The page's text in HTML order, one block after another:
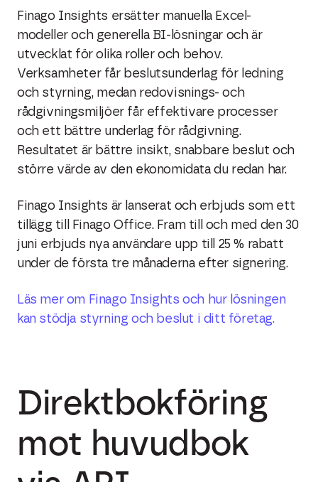
Finago Insights ersätter manuella Excel-
modeller och generella BI-lösningar och är
utvecklat för olika roller och behov.
Verksamheter får beslutsunderlag för ledning
och styrning, medan redovisnings- och
rådgivningsmiljöer får effektivare processer
och ett bättre underlag för rådgivning.
Resultatet är bättre insikt, snabbare beslut och
större värde av den ekonomidata du redan har.
Finago Insights är lanserat och erbjuds som ett
tillägg till Finago Office. Fram till och med den 30
juni erbjuds nya användare upp till 25 % rabatt
under de första tre månaderna efter signering.
Läs mer om Finago Insights och hur lösningen
kan stödja styrning och beslut i ditt företag.
Direktbokföring
mot huvudbok